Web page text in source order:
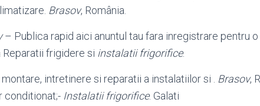
Brasov, România.
– Publica rapid aici anuntul tau fara inregistrare pentru
Reparatii frigidere si instalatii frigorifice.
intretinere si reparatii a instalatiilor si . Brasov,
conditionat;- Instalatii frigorifice. Galati